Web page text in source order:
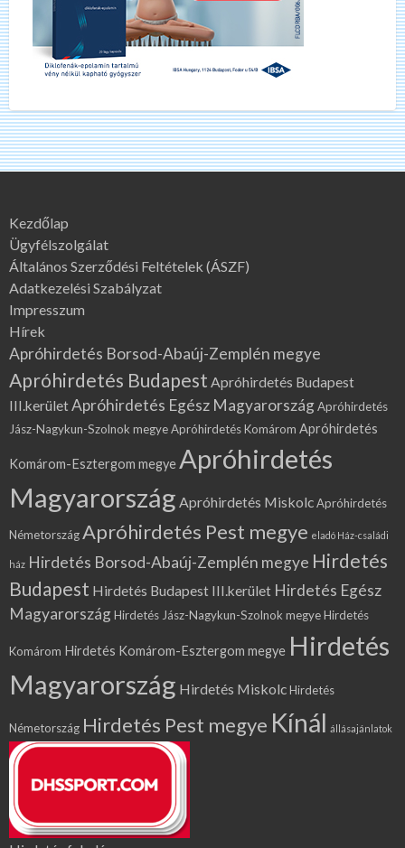
Kezdőlap
Ügyfélszolgálat
Általános Szerződési Feltételek (ÁSZF)
Adatkezelési Szabályzat
Impresszum
Hírek
Apróhirdetés Borsod-Abaúj-Zemplén megye
Apróhirdetés Budapest Apróhirdetés Budapest
III.kerületApróhirdetés Egész MagyarországApróhirdetés
Jász-Nagykun-Szolnok megyeApróhirdetés Komárom Apróhirdetés
Komárom-Esztergom megye Apróhirdetés
Magyarország Apróhirdetés MiskolcApróhirdetés
NémetországApróhirdetés Pest megye eladó Ház-családi
ház Hirdetés Borsod-Abaúj-Zemplén megye Hirdetés
Budapest Hirdetés Budapest III.kerület Hirdetés Egész
MagyarországHirdetés Jász-Nagykun-Szolnok megyeHirdetés
Komárom Hirdetés Komárom-Esztergom megye Hirdetés
Magyarország Hirdetés MiskolcHirdetés
Németország Hirdetés Pest megye Kínál állásajánlatok